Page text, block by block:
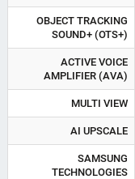
OBJECT TRACKING
SOUND+ (OTS+)
ACTIVE VOICE
AMPLIFIER (AVA)
MULTI VIEW
AI UPSCALE
SAMSUNG
TECHNOLOGIES